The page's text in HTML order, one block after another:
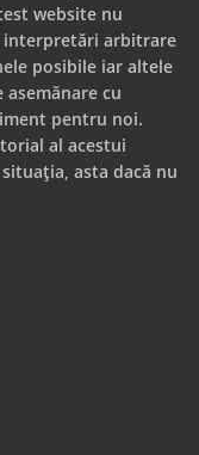
website nu
interpretări arbitrare
posibile iar altele
cu
pentru noi.
al acestui
asta dacă nu